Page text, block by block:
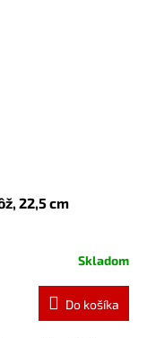
22,5 cm
Skladom
Do košíka